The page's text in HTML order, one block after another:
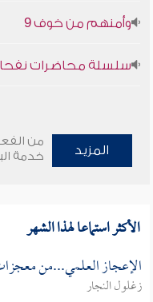
وأمنهم من خوف 9
سلسلة محاضرات نفحات
المزيد
من
خدمة
الأكثر استماعا لهذا الشهر
الإعجاز العلمي...من
زغلول النجار